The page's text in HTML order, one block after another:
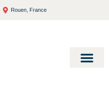
Rouen, France